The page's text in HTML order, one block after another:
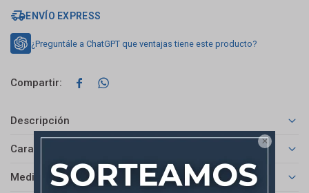

ENVÍO EXPRESS
¿Preguntále a ChatGPT que ventajas tiene este producto?
 
Descripción
Características
Medios de pago